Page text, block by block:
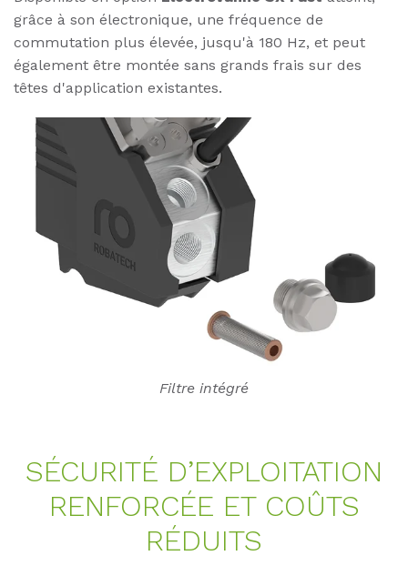
grâce à son électronique, une fréquence de
commutation plus élevée, jusqu'à 180 Hz, et peut
également être montée sans grands frais sur des
têtes d'application existantes.
Filtre intégré
SÉCU­RITÉ D’­EX­PLOI­TA­TI­ON
REN­FORCÉE ET COÛTS
RÉDU­ITS